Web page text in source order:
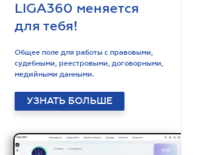
LIGA360 меняется
для тебя!
Общее поле для работы с правовыми,
судебными, реестровыми, договорными,
медийными данными.
УЗНАТЬ БОЛЬШЕ